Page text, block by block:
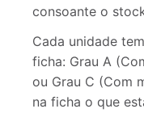
consoante o
Cada unidade
ficha: Grau A
ou Grau C (Com
na ficha o que